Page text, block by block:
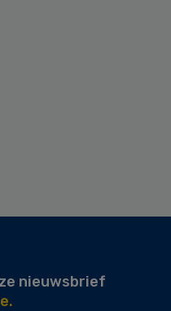
nieuwsbrief